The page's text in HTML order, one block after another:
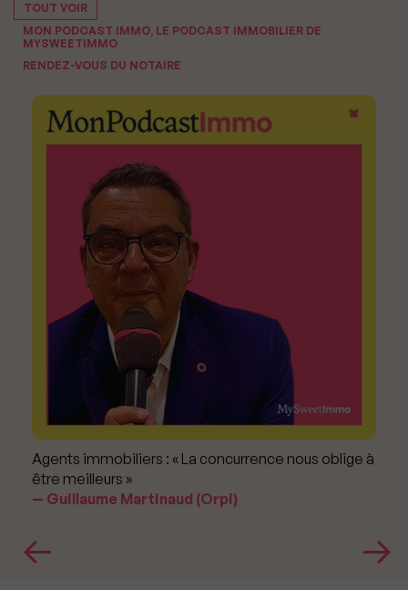
TOUT VOIR
MON PODCAST IMMO, LE PODCAST IMMOBILIER DE
MYSWEETIMMO
RENDEZ-VOUS DU NOTAIRE
Agents immobiliers : « La concurrence nous oblige à
être meilleurs »
Guillaume Martinaud (Orpi)